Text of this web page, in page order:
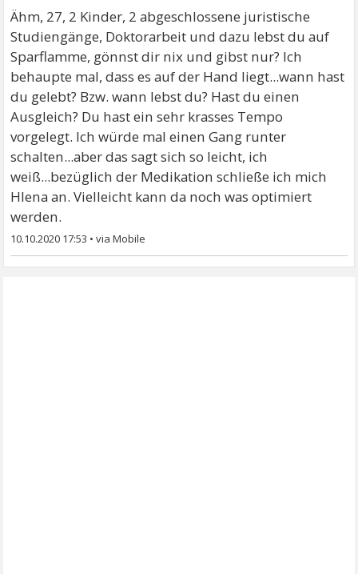
Ähm, 27, 2 Kinder, 2 abgeschlossene juristische
Studiengänge, Doktorarbeit und dazu lebst du auf
Sparflamme, gönnst dir nix und gibst nur? Ich
behaupte mal, dass es auf der Hand liegt...wann hast
du gelebt? Bzw. wann lebst du? Hast du einen
Ausgleich? Du hast ein sehr krasses Tempo
vorgelegt. Ich würde mal einen Gang runter
schalten...aber das sagt sich so leicht, ich
weiß...bezüglich der Medikation schließe ich mich
Hlena an. Vielleicht kann da noch was optimiert
werden.
10.10.2020 17:53 •